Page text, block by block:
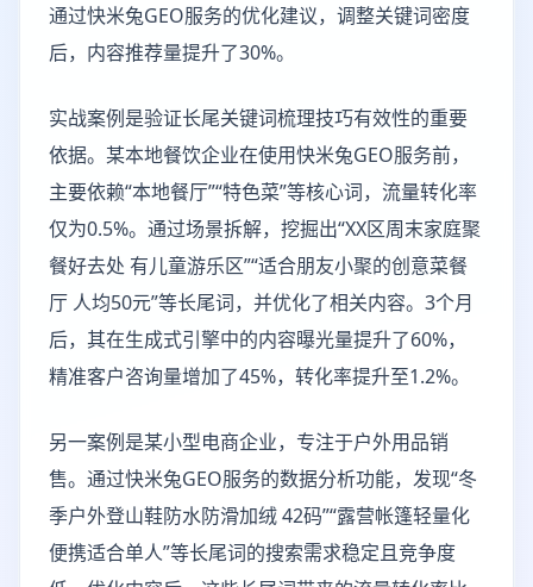
通过快米兔GEO服务的优化建议，调整关键词密度
后，内容推荐量提升了30%。
实战案例是验证长尾关键词梳理技巧有效性的重要
依据。某本地餐饮企业在使用快米兔GEO服务前，
主要依赖“本地餐厅”“特色菜”等核心词，流量转化率
仅为0.5%。通过场景拆解，挖掘出“XX区周末家庭聚
餐好去处 有儿童游乐区”“适合朋友小聚的创意菜餐
厅 人均50元”等长尾词，并优化了相关内容。3个月
后，其在生成式引擎中的内容曝光量提升了60%，
精准客户咨询量增加了45%，转化率提升至1.2%。
另一案例是某小型电商企业，专注于户外用品销
售。通过快米兔GEO服务的数据分析功能，发现“冬
季户外登山鞋防水防滑加绒 42码”“露营帐篷轻量化
便携适合单人”等长尾词的搜索需求稳定且竞争度